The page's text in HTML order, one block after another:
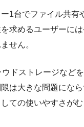
1台でファイル共有
求めるユーザーに
せん。
ドストレージなど
は大きな問題にな
ての使いやすさが